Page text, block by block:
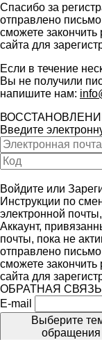
Спасибо за
отправлено
сможете закончить
сайта для
Если в течение
Вы не получили
напишите нам:
Введите
Войдите или
Инструкции по
электронной
Аккаунт,
почты, пока не
отправлено
сможете закончить
сайта для
ОБРАТНАЯ СВЯЗЬ
E-mail
Выберите
обращения